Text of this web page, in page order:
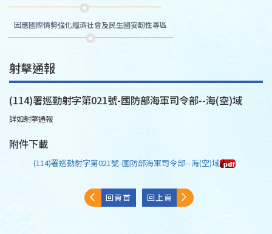
因應國際情勢強化經濟社會及民生國安韌性專區
射擊通報
(114)署巡勤射字第021號-國防部海軍司令部--海(空)域
詳如射擊通報
附件下載
(114)署巡勤射字第021號-國防部海軍司令部--海(空)域
回頁首 回上頁